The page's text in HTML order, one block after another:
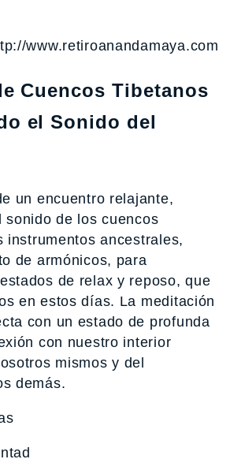
www.retiroanandamaya.com/
Cuencos Tibetanos
el Sonido del
un encuentro relajante,
sonido de los cuencos
instrumentos ancestrales,
de armónicos, para
de relax y reposo, que
en estos días. La meditación
con un estado de profunda
con nuestro interior
mismos y del
demás.